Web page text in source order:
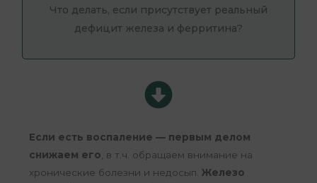
Что делать, если присутствует реальный
дефицит железа и ферритина?
Если есть воспаление — первым делом
снижаем его , в т.ч. обращаем внимание на
хронические болезни и недосып.Железо